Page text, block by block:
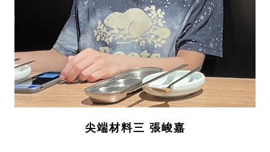
尖端材料三 張峻嘉